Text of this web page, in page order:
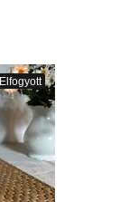
Elfogyott